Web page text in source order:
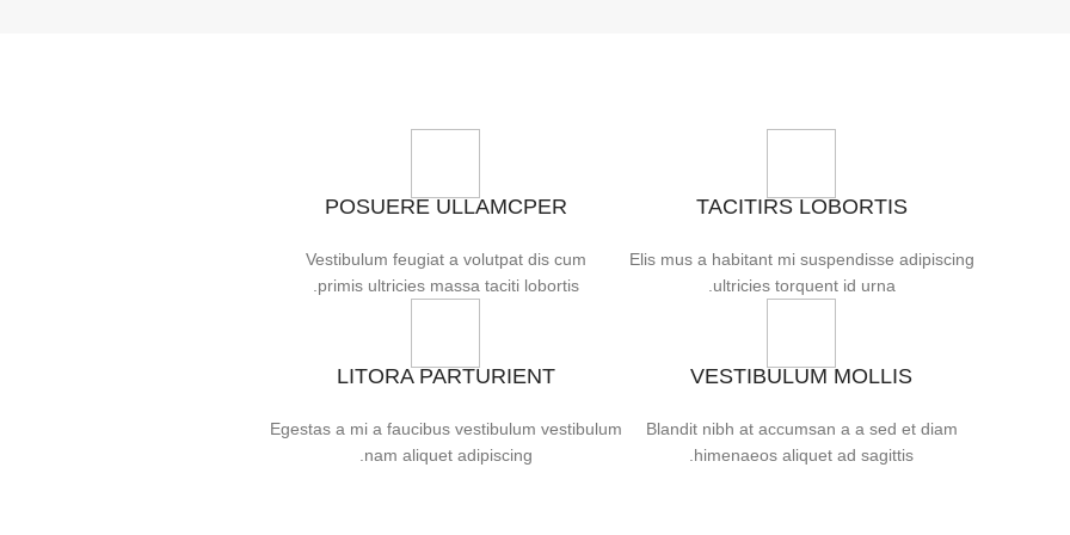
TACITIRS LOBORTIS
Elis mus a habitant mi suspendisse adipiscing
ultricies torquent id urna.
VESTIBULUM MOLLIS
Blandit nibh at accumsan a a sed et diam
himenaeos aliquet ad sagittis.
POSUERE ULLAMCPER
Vestibulum feugiat a volutpat dis cum
primis ultricies massa taciti lobortis.
LITORA PARTURIENT
Egestas a mi a faucibus vestibulum vestibulum
nam aliquet adipiscing.